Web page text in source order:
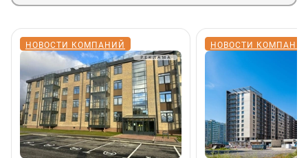
НОВОСТИ КОМПАНИЙ НОВОСТИ